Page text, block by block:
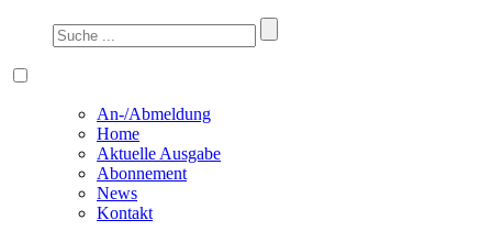
An-/Abmeldung
Home
Aktuelle Ausgabe
Abonnement
News
Kontakt